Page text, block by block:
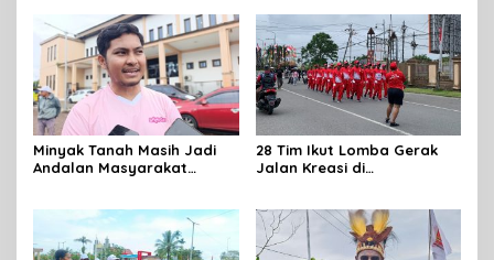
Minyak Tanah Masih Jadi
Andalan Masyarakat
28 Tim Ikut Lomba Gerak
Jalan Kreasi di